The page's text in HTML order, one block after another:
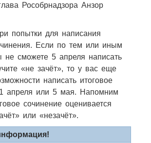
Рособрнадзора Анзор
попытки для написания
Если по тем или иным
не сможете 5 апреля написать
«не зачёт», то у вас еще
написать итоговое
апреля или 5 мая. Напомним
сочинение оценивается
или «незачёт».